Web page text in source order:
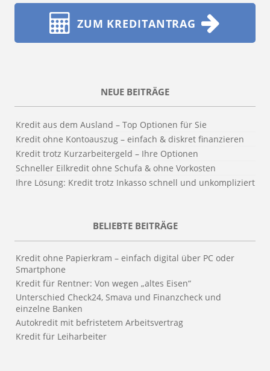
ZUM KREDITANTRAG
NEUE BEITRÄGE
Kredit aus dem Ausland – Top Optionen für Sie
Kredit ohne Kontoauszug – einfach & diskret finanzieren
Kredit trotz Kurzarbeitergeld – Ihre Optionen
Schneller Eilkredit ohne Schufa & ohne Vorkosten
Ihre Lösung: Kredit trotz Inkasso schnell und unkompliziert
BELIEBTE BEITRÄGE
Kredit ohne Papierkram – einfach digital über PC oder
Smartphone
Kredit für Rentner: Von wegen „altes Eisen“
Unterschied Check24, Smava und Finanzcheck und
einzelne Banken
Autokredit mit befristetem Arbeitsvertrag
Kredit für Leiharbeiter